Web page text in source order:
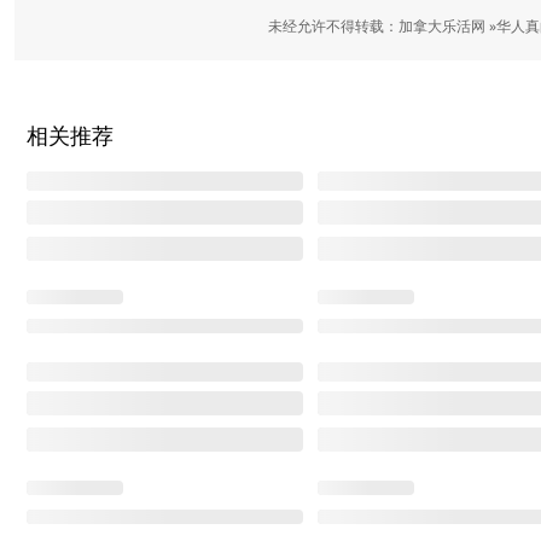
未经允许不得转载：加拿大乐活网 »华人
相关推荐